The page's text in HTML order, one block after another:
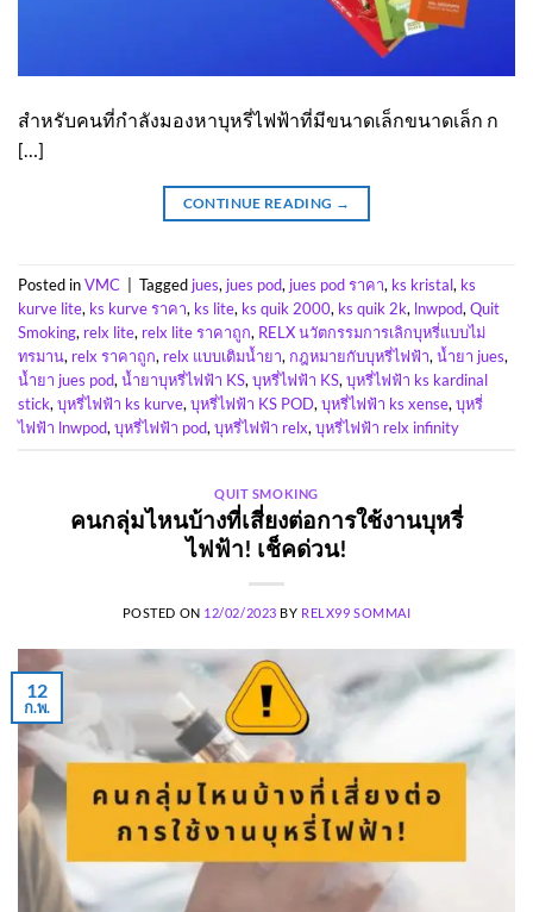
สำหรับคนที่กำลังมองหาบุหรี่ไฟฟ้าที่มีขนาดเล็กขนาดเล็ก ก
[…]
CONTINUE READING →
Posted inVMC Tagged jues, jues pod, jues pod ราคา, ks kristal, ks
kurve lite, ks kurve ราคา, ks lite, ks quik 2000, ks quik 2k, lnwpod, Quit
Smoking, relx lite, relx lite ราคาถูก, RELX นวัตกรรมการเลิกบุหรี่แบบไม่
ทรมาน, relx ราคาถูก, relx แบบเติมน้ำยา, กฎหมายกับบุหรี่ไฟฟ้า, น้ำยา jues,
น้ำยา jues pod, น้ำยาบุหรี่ไฟฟ้า KS, บุหรี่ไฟฟ้า KS, บุหรี่ไฟฟ้า ks kardinal
stick, บุหรี่ไฟฟ้า ks kurve, บุหรี่ไฟฟ้า KS POD, บุหรี่ไฟฟ้า ks xense, บุหรี่
ไฟฟ้า lnwpod, บุหรี่ไฟฟ้า pod, บุหรี่ไฟฟ้า relx, บุหรี่ไฟฟ้า relx infinity
QUIT SMOKING
คนกลุ่มไหนบ้างที่เสี่ยงต่อการใช้งานบุหรี่
ไฟฟ้า! เช็คด่วน!
POSTED ON 12/02/2023 BY RELX99 SOMMAI
12
ก.พ.